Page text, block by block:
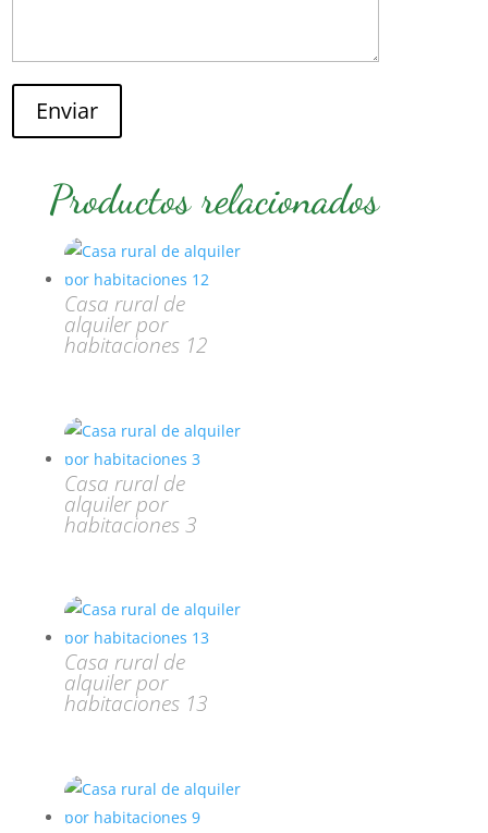
Enviar
Productos relacionados
Casa rural de
alquiler por
habitaciones 12
Casa rural de
alquiler por
habitaciones 3
Casa rural de
alquiler por
habitaciones 13